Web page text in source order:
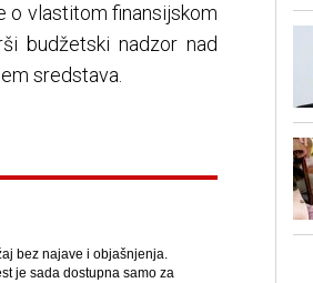
o vlastitom finansijskom
budžetski nadzor nad
sredstava.
bez najave i objašnjenja.
je sada dostupna samo za